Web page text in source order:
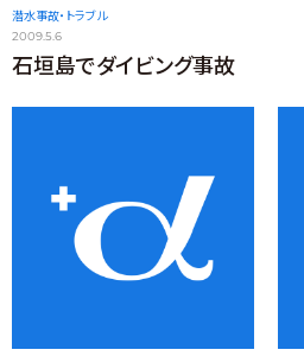
潜水事故・トラブル
2009.5.6
石垣島でダイビング事故